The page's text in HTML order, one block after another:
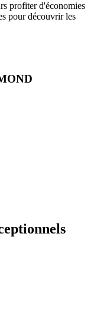
profiter d'économies
pour découvrir les